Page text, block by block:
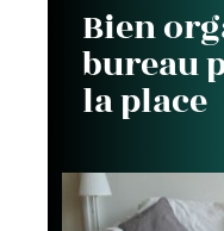
Bien
bureau
la place